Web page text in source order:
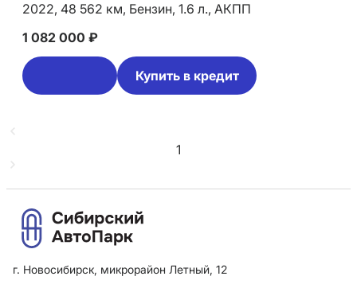
2022, 48 562 км, Бензин, 1.6 л., АКПП
1 082 000 ₽
Купить в кредит
1
г. Новосибирск, микрорайон Летный, 12